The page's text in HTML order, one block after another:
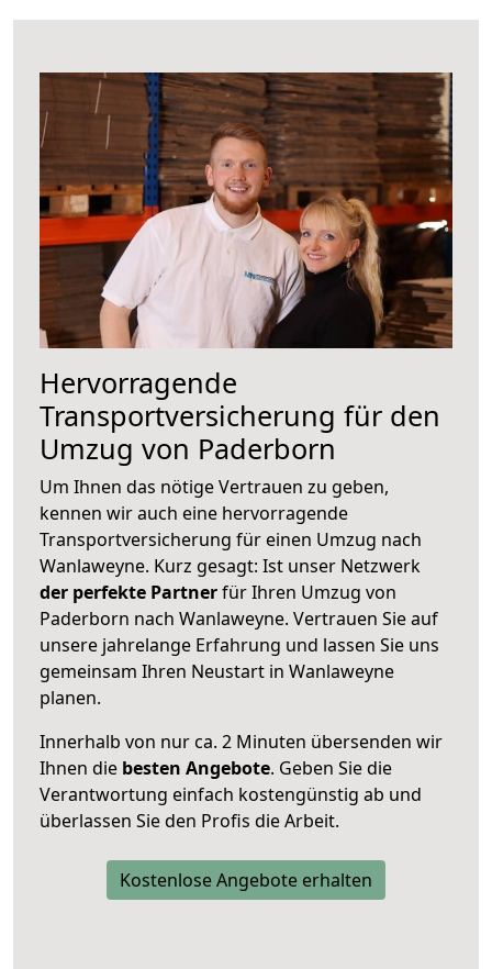
Hervorragende
Transportversicherung für den
Umzug von Paderborn
Um Ihnen das nötige Vertrauen zu geben,
kennen wir auch eine hervorragende
Transportversicherung für einen Umzug nach
Wanlaweyne. Kurz gesagt: Ist unser Netzwerk
der perfekte Partnerfür Ihren Umzug von
Paderborn nach Wanlaweyne. Vertrauen Sie auf
unsere jahrelange Erfahrung und lassen Sie uns
gemeinsam Ihren Neustart in Wanlaweyne
planen.
Innerhalb von nur ca. 2 Minuten übersenden wir
Ihnen die besten Angebote. Geben Sie die
Verantwortung einfach kostengünstig ab und
überlassen Sie den Profis die Arbeit.
Kostenlose Angebote erhalten